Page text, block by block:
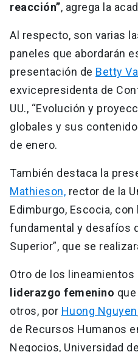
reacción”, agrega la
Al respecto, son varias
paneles que abordarán
presentación de Betty
exvicepresidenta de
UU., “Evolución y
globales y sus
de enero.
También destaca la
Mathieson, rector de la
Edimburgo, Escocia, con
fundamental y desafíos
Superior”, que se
Otro de los lineamientos
liderazgo femenino
otros, por Huong Nguyen
de Recursos Humanos
Negocios, Universidad